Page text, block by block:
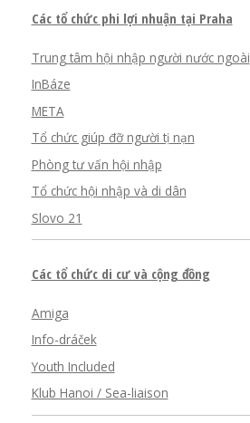
Các tổ chức phi lợi nhuận tại Praha
Trung tâm hội nhập người nước ngoài
InBáze
META
Tổ chức giúp đỡ người tị nạn
Phòng tư vấn hội nhập
Tổ chức hội nhập và di dân
Slovo 21
Các tổ chức di cư và cộng đồng
Amiga
Info-dráček
Youth Included
Klub Hanoi / Sea-liaison